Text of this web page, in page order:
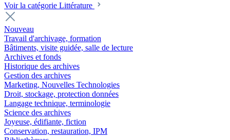
Voir la catégorie Littérature
Nouveau
Travail d'archivage, formation
Bâtiments, visite guidée, salle de lecture
Archives et fonds
Historique des archives
Gestion des archives
Marketing, Nouvelles Technologies
Droit, stockage, protection données
Langage technique, terminologie
Science des archives
Joyeuse, édifiante, fiction
Conservation, restauration, IPM